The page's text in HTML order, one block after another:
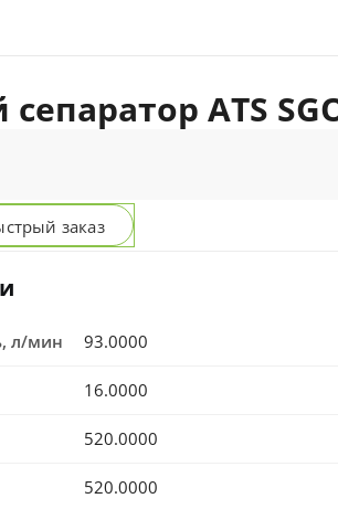
ATS
заказ
л/мин 93.0000
16.0000
520.0000
520.0000